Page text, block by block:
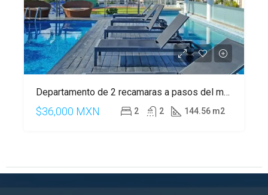
Departamento de 2 recamaras a pasos del mar en Playa del Carmen
$36,000 MXN 2 2 144.56 m2